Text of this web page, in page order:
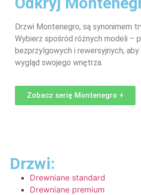
Drzwi Montenegro, są synonimem
Wybierz spośród różnych modeli –
bezprzylgowych i rewersyjnych,
wygląd swojego wnętrza.
Zobacz serię Montenegro +
Drzwi:
Drewniane standard
Drewniane premium